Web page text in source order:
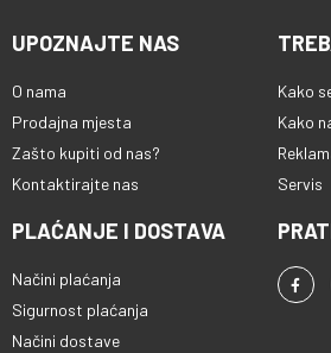
UPOZNAJTE NAS
O nama
Prodajna mjesta
Zašto kupiti od nas?
Kontaktirajte nas
Kako
Kako
Servis
PLAĆANJE I DOSTAVA
Načini plaćanja
Sigurnost plaćanja
Načini dostave